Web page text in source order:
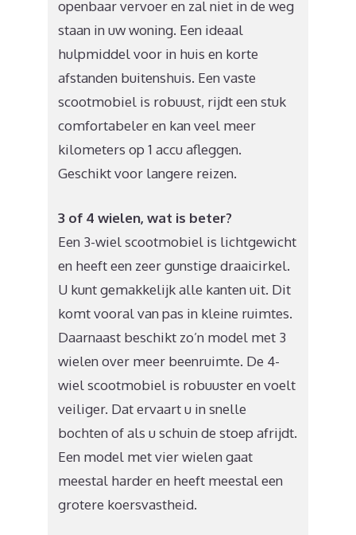
openbaar vervoer en zal niet in de weg
staan in uw woning. Een ideaal
hulpmiddel voor in huis en korte
afstanden buitenshuis. Een vaste
scootmobiel is robuust, rijdt een stuk
comfortabeler en kan veel meer
kilometers op 1 accu afleggen.
Geschikt voor langere reizen.
3 of 4 wielen, wat is beter?
Een 3-wiel scootmobiel is lichtgewicht
en heeft een zeer gunstige draaicirkel.
U kunt gemakkelijk alle kanten uit. Dit
komt vooral van pas in kleine ruimtes.
Daarnaast beschikt zo’n model met 3
wielen over meer beenruimte. De 4-
wiel scootmobiel is robuuster en voelt
veiliger. Dat ervaart u in snelle
bochten of als u schuin de stoep afrijdt.
Een model met vier wielen gaat
meestal harder en heeft meestal een
grotere koersvastheid.